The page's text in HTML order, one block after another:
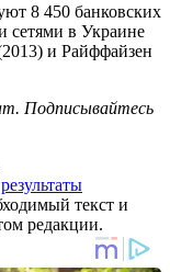
8 450 банковских
сетями в Украине
и Райффайзен
Подписывайтесь
результаты
текст и
редакции.